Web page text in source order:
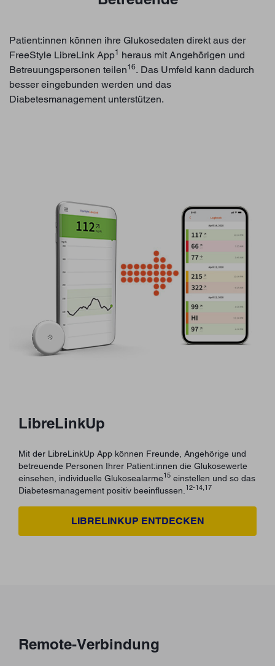
Patient:innen können ihre Glukosedaten direkt aus der
FreeStyle LibreLink App1 heraus mit Angehörigen und
Betreuungspersonen teilen16. Das Umfeld kann dadurch
besser eingebunden werden und das
Diabetesmanagement unterstützen.
LibreLinkUp
Mit der LibreLinkUp App können Freunde, Angehörige und
betreuende Personen Ihrer Patient:innen die Glukosewerte
einsehen, individuelle Glukosealarme15 einstellen und so das
Diabetesmanagement positiv beeinflussen. 12-14,17
LIBRELINKUP ENTDECKEN
Remote-Verbindung